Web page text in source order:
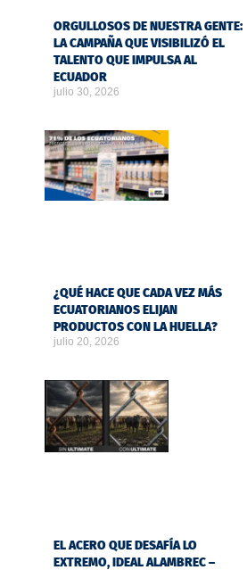
ORGULLOSOS DE NUESTRA GENTE:
LA CAMPAÑA QUE VISIBILIZÓ EL
TALENTO QUE IMPULSA AL
ECUADOR
julio 30, 2026
¿QUÉ HACE QUE CADA VEZ MÁS
ECUATORIANOS ELIJAN
PRODUCTOS CON LA HUELLA?
julio 20, 2026
EL ACERO QUE DESAFÍA LO
EXTREMO, IDEAL ALAMBREC –